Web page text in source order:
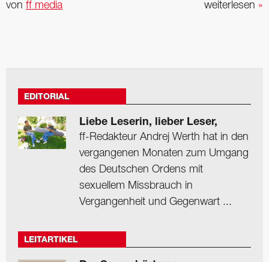
weiterlesen »
von ff media
EDITORIAL
Liebe Leserin, lieber Leser,
ff-Redakteur Andrej Werth hat in den
vergangenen Monaten zum Umgang
des Deutschen Ordens mit
sexuellem Missbrauch in
Vergangenheit und Gegenwart ...
LEITARTIKEL